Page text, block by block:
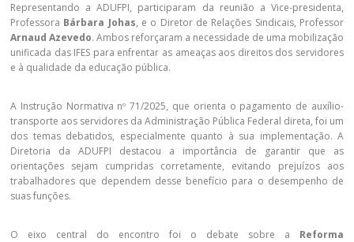
Representando a ADUFPI, participaram da reunião a Vice-presidenta,
Professora Bárbara Johas, e o Diretor de Relações Sindicais, Professor
Arnaud Azevedo. Ambos reforçaram a necessidade de uma mobilização
unificada das IFES para enfrentar as ameaças aos direitos dos servidores
e à qualidade da educação pública.
A Instrução Normativa nº 71/2025, que orienta o pagamento de auxílio-
transporte aos servidores da Administração Pública Federal direta, foi um
dos temas debatidos, especialmente quanto à sua implementação. A
Diretoria da ADUFPI destacou a importância de garantir que as
orientações sejam cumpridas corretamente, evitando prejuízos aos
trabalhadores que dependem desse benefício para o desempenho de
suas funções.
O eixo central do encontro foi o debate sobre a Reforma